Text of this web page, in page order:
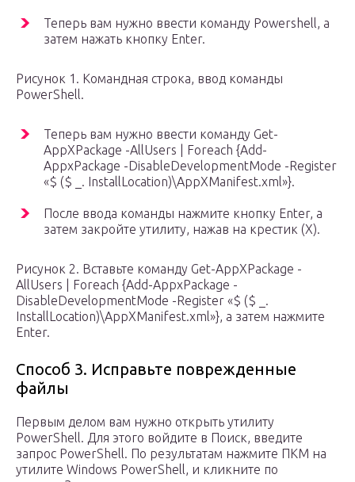
Теперь вам нужно ввести команду Powershell, а
затем нажать кнопку Enter.
Рисунок 1. Командная строка, ввод команды
PowerShell.
Теперь вам нужно ввести команду Get-
AppXPackage -AllUsers | Foreach {Add-
AppxPackage -DisableDevelopmentMode -Register
«$ ($ _. InstallLocation)\AppXManifest.xml»}.
После ввода команды нажмите кнопку Enter, а
затем закройте утилиту, нажав на крестик (X).
Рисунок 2. Вставьте команду Get-AppXPackage -
AllUsers | Foreach {Add-AppxPackage -
DisableDevelopmentMode -Register «$ ($ _.
InstallLocation)\AppXManifest.xml»}, а затем нажмите
Enter.
Способ 3. Исправьте поврежденные
файлы
Первым делом вам нужно открыть утилиту
PowerShell. Для этого войдите в Поиск, введите
запрос PowerShell. По результатам нажмите ПКМ на
утилите Windows PowerShell, и кликните по